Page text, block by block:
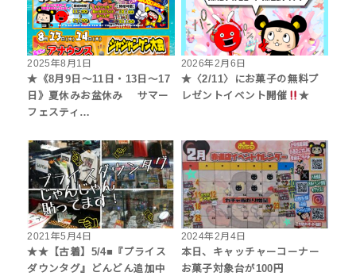
2025年8月1日
★《8月9日～11日・13日～17
日》夏休みお盆休み サマー
フェスティ…
2026年2月6日
★〈2/11〉にお菓子の無料プ
レゼントイベント開催
★
2021年5月4日
★★【古着】5/4■『プライス
ダウンタグ』どんどん追加中
2024年2月4日
本日、キャッチャーコーナー
お菓子対象台が100円